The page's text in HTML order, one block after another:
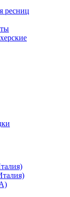
ресниц